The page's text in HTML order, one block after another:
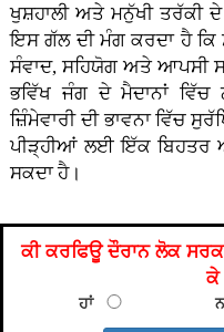
ਖੁਸ਼ਹਾਲੀ ਅਤੇ ਮਨੁੱਖੀ ਤਰੱਕੀ
ਇਸ ਗੱਲ ਦੀ ਮੰਗ ਕਰਦਾ ਹੈ
ਸੰਵਾਦ, ਸਹਿਯੋਗ ਅਤੇ ਆਪਸੀ
ਭਵਿੱਖ ਜੰਗ ਦੇ ਮੈਦਾਨਾਂ ਵਿੱਚ
ਜ਼ਿੰਮੇਵਾਰੀ ਦੀ ਭਾਵਨਾ ਵਿੱਚ
ਪੀੜ੍ਹੀਆਂ ਲਈ ਇੱਕ ਬਿਹਤਰ
ਸਕਦਾ ਹੈ।
ਕੀ ਕਰਫਿਊ ਦੌਰਾਨ ਲੋਕ
ਕੇ
ਹਾਂ